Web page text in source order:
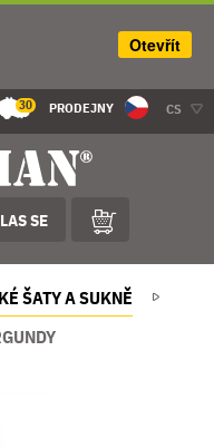
30 PRODEJNY CS
SE
ŠATY A SUKNĚ
Otevřít